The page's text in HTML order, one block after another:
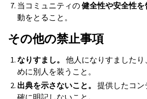
当コミュニティの健全性や安全性を
動をとること。
その他の禁止事項
なりすまし。
他人になりすました
めに別人を装うこと。
出典を示さないこと。
提供したコ